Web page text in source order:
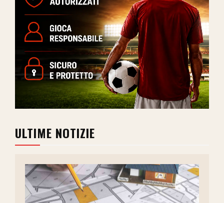
ULTIME NOTIZIE